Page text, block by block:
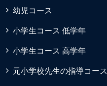
幼児コース
小学生コース 低学年
小学生コース 高学年
元小学校先生の指導コース